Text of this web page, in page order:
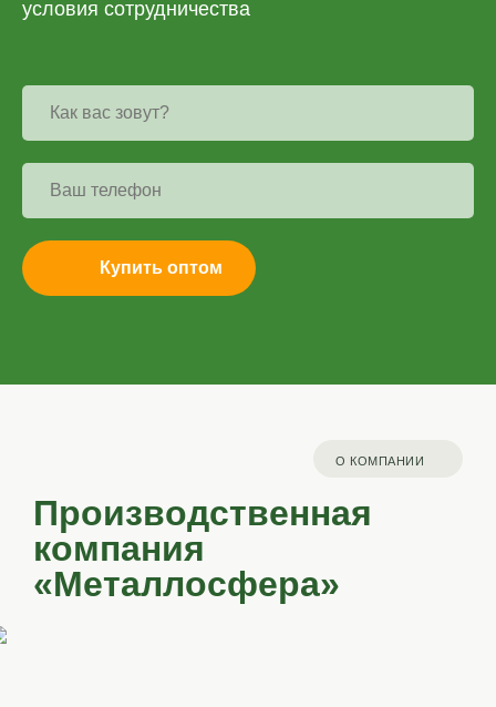
условия сотрудничества
Купить оптом
О КОМПАНИИ
Производственная
компания
«Металлосфера»